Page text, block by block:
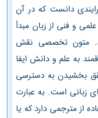
دانست که در آن
و فنی از زبان مبدأ
متون تخصصی نقش
به علم و دانش ایفا
بخشیدن به دسترسی
زبانی است. به‌ عبارت
از مترجمی دارد که یا